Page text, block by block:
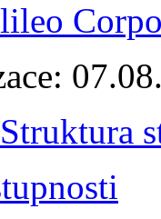
Struktura